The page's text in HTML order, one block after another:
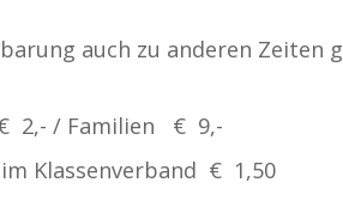
auch zu anderen Zeiten
2,- / Familien € 9,-
Klassenverband € 1,50